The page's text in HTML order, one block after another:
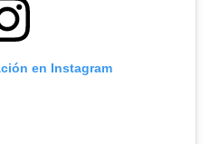
en Instagram